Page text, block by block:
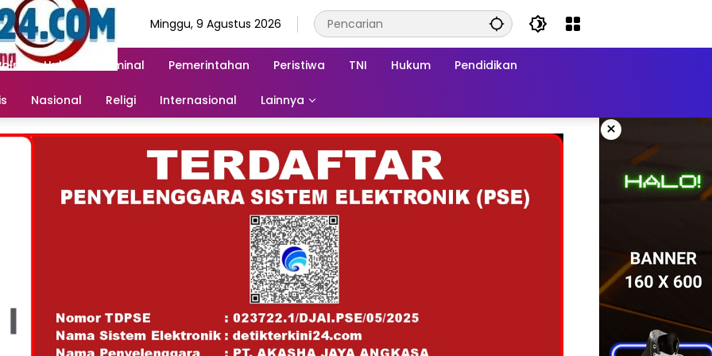
Minggu, 9 Agustus 2026
Hukum & Kriminal Pemerintahan Peristiwa TNI Hukum Pendidikan
Nasional Religi Internasional Lainnya
×